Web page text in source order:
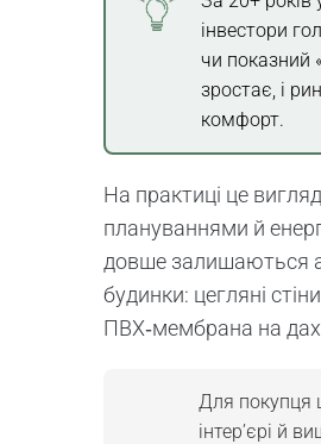
інвестори
чи показний
зростає, і
комфорт.
На практиці це
плануваннями й
довше залишаються
будинки: цегляні
ПВХ‑мембрана на
Для покупця
інтер’єрі й